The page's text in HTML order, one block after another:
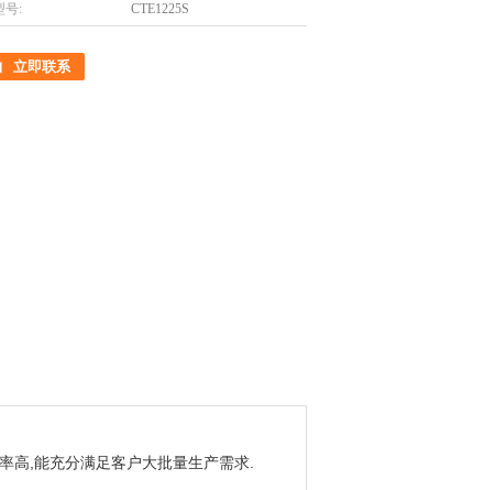
号: CTE1225S
立即联系
高,能充分满足客户大批量生产需求.